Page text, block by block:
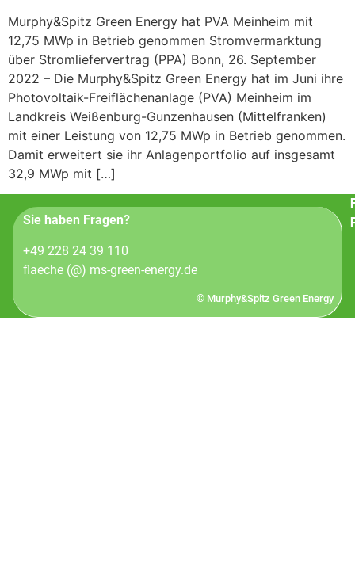
Murphy&Spitz Green Energy hat PVA Meinheim mit
12,75 MWp in Betrieb genommen Stromvermarktung
über Stromliefervertrag (PPA) Bonn, 26. September
2022 – Die Murphy&Spitz Green Energy hat im Juni ihre
Photovoltaik-Freiflächenanlage (PVA) Meinheim im
Landkreis Weißenburg-Gunzenhausen (Mittelfranken)
mit einer Leistung von 12,75 MWp in Betrieb genommen.
Damit erweitert sie ihr Anlagenportfolio auf insgesamt
32,9 MWp mit […]
Sie haben Fragen?
+49 228 24 39 110
flaeche (@) ms-green-energy.de
© Murphy&Spitz Green Energy